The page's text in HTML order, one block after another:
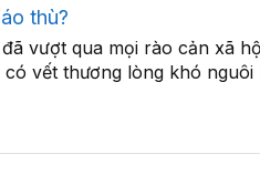
thù?
vượt qua mọi rào cản xã
vết thương lòng khó nguôi